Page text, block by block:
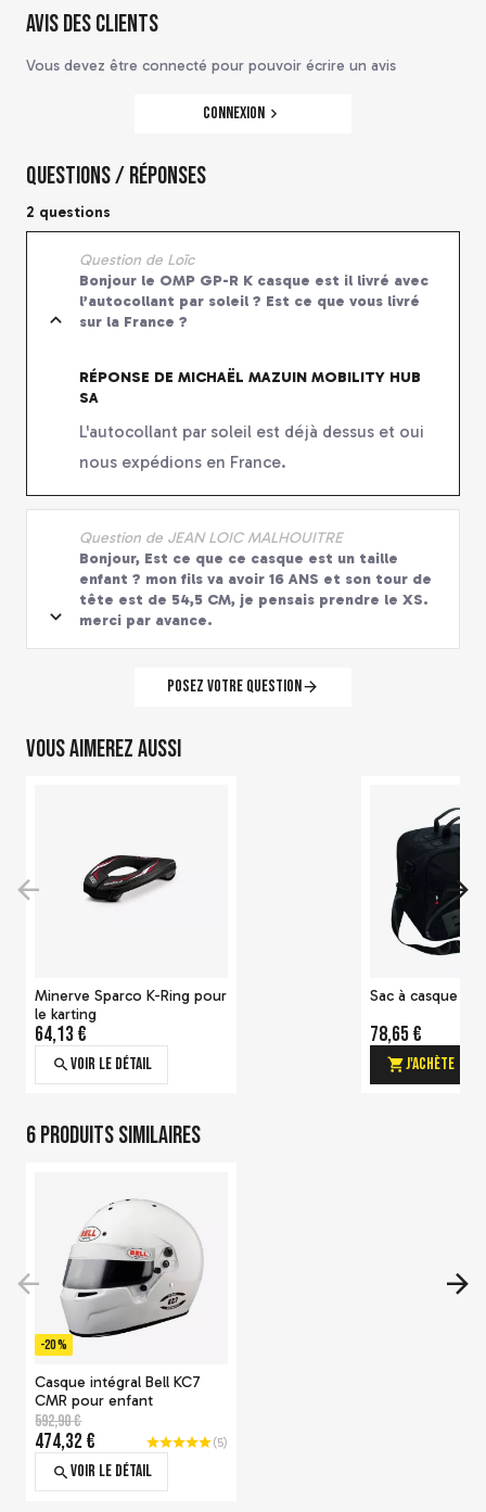
Avis des clients
Vous devez être connecté pour pouvoir écrire un avis
Connexion
Questions / Réponses
2 questions
Question de Loïc
Bonjour le OMP GP-R K casque est il livré avec
l’autocollant par soleil ? Est ce que vous livré
sur la France ?
RÉPONSE DE MICHAËL MAZUIN MOBILITY HUB
SA
L'autocollant par soleil est déjà dessus et oui
nous expédions en France.
Question de JEAN LOIC MALHOUITRE
Bonjour, Est ce que ce casque est un taille
enfant ? mon fils va avoir 16 ANS et son tour de
tête est de 54,5 CM, je pensais prendre le XS.
merci par avance.
Posez votre question
Vous aimerez aussi
Minerve Sparco K-Ring pour
le karting
64,13 €
Voir le détail
Sac à casque Bell
78,65 €
J'achète
Aileron en plastique Bell
102,85 €
Voir le détail
6 produits similaires
-20 %
Casque intégral Bell KC7
CMR pour enfant
592,90 €
474,32 € (5)
Voir le détail